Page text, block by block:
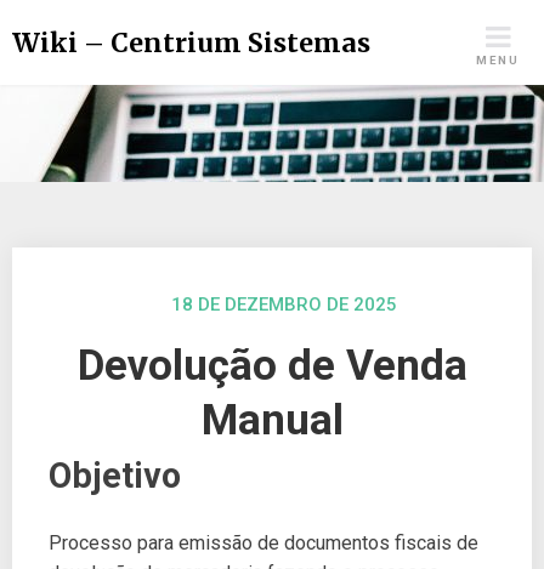
Wiki – Centrium Sistemas
MENU
18 DE DEZEMBRO DE 2025
Devolução de Venda
Manual
Objetivo
Processo para emissão de documentos fiscais de